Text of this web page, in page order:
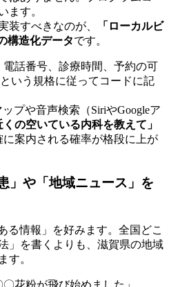
ます。
装すべきなのが、
「ローカルビ
構造化データです。
話番号、診療時間、予約の可
という規格に従ってコードに記
プや音声検索（SiriやGoogleア
くの空いている内科を教えて」
案内される確率が格段に上が
」や「地域ニュース」を
る情報」を好みます。全国どこ
」を書くよりも、滋賀県の地域
す。
花粉が飛び始めました」